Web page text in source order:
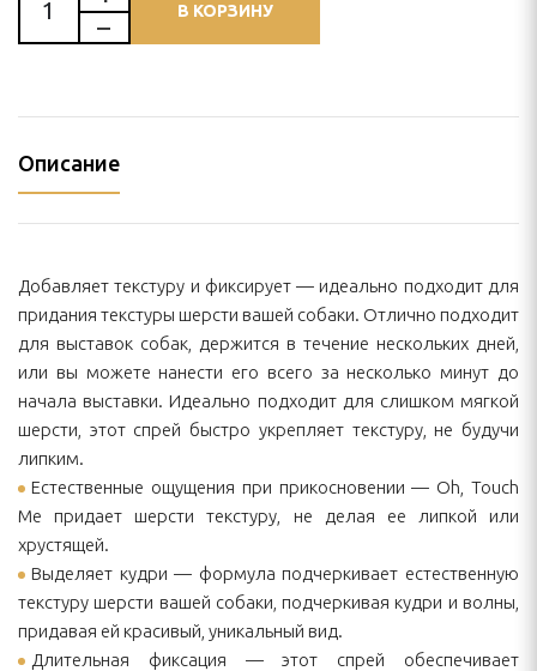
В КОРЗИНУ
Описание
Добавляет текстуру и фиксирует — идеально подходит для
придания текстуры шерсти вашей собаки. Отлично подходит
для выставок собак, держится в течение нескольких дней,
или вы можете нанести его всего за несколько минут до
начала выставки. Идеально подходит для слишком мягкой
шерсти, этот спрей быстро укрепляет текстуру, не будучи
липким.
Естественные ощущения при прикосновении — Oh, Touch
Me придает шерсти текстуру, не делая ее липкой или
хрустящей.
Выделяет кудри — формула подчеркивает естественную
текстуру шерсти вашей собаки, подчеркивая кудри и волны,
придавая ей красивый, уникальный вид.
Длительная фиксация — этот спрей обеспечивает